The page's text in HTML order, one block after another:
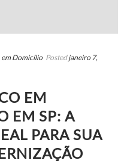
Domicílio Posted janeiro 7,
EM
EM SP: A
PARA SUA